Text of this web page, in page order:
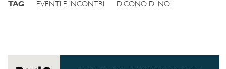
TAG EVENTI E INCONTRI DICONO DI NOI